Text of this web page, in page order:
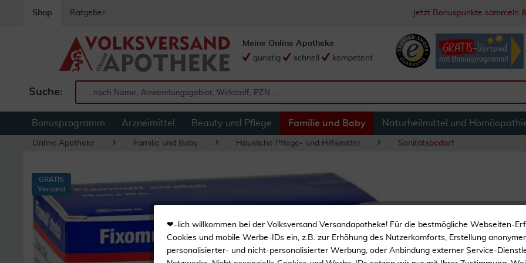
Shop Ratgeber Jetzt Bonuspunkte sammeln
Suche:
Meine Online Apotheke
günstig
schnell kompetent
Bonusprogramm Arzneimittel Beauty und Pflege Familie und Baby Naturheilmittel und
Online Apotheke Familie und Baby Häusliche Pflege- und Hilfsmittel Sanitätsbedarf
Zur wasserdichten
Fixierung
GRATIS
Versand
❤-lich willkommen bei der Volksversand Versandapotheke! Für die bestmögliche Webseiten-
Cookies und mobile Werbe-IDs ein, z.B. zur Erhöhung des Nutzerkomforts, Erstellung
personalisierter- und nicht-personalisierter Werbung, oder Anbindung externer Service-